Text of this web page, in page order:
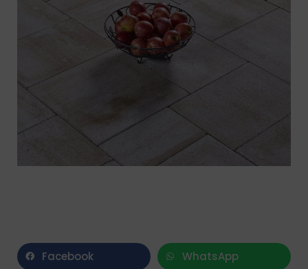
Facebook WhatsApp